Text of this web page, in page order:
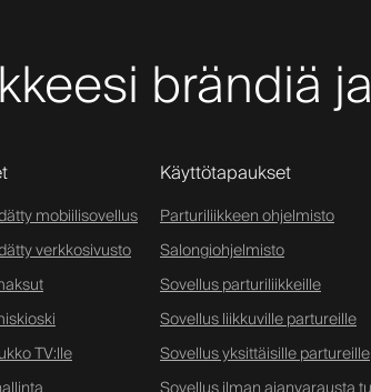
brändiä
mobiilisovellus
verkkosivusto
TV:lle
Käyttötapaukset
Parturiliikkeen ohjelmisto
Salongiohjelmisto
Sovellus parturiliikkeille
Sovellus liikkuville partureille
Sovellus yksittäisille partureille